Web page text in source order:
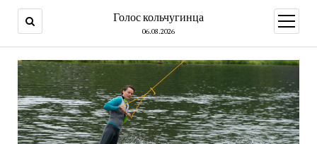
Голос кольчугинца
06.08.2026
меню